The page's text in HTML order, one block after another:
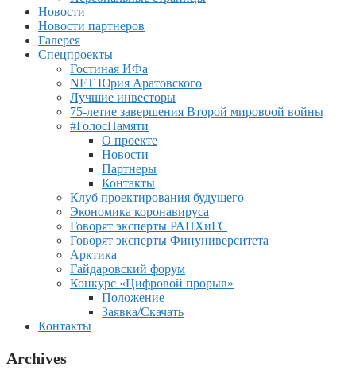
Новости
Новости партнеров
Галерея
Спецпроекты
Гостиная ИФа
NFT Юрия Аратовского
Лучшие инвесторы
75-летие завершения Второй мировоой войны
#ГолосПамяти
О проекте
Новости
Партнеры
Контакты
Клуб проектирования будущего
Экономика коронавируса
Говорят эксперты РАНХиГС
Говорят эксперты Финуниверситета
Арктика
Гайдаровский форум
Конкурс «Цифровой прорыв»
Положение
Заявка/Скачать
Контакты
Archives